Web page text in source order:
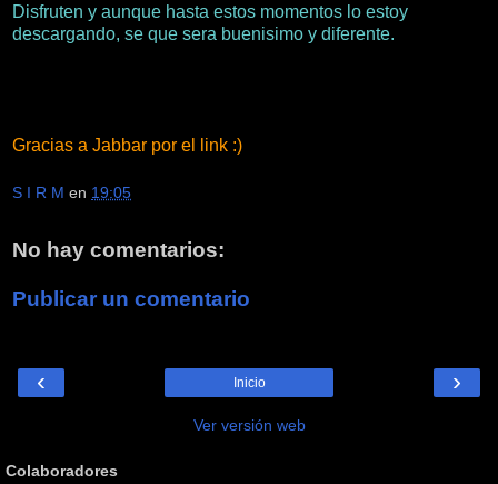
Disfruten y aunque hasta estos momentos lo estoy
descargando, se que sera buenisimo y diferente.
Gracias a Jabbar por el link :)
S I R M en 19:05
No hay comentarios:
Publicar un comentario
‹ ›
Inicio
Ver versión web
Colaboradores